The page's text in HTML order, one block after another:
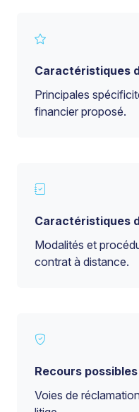
Caractéristiques
Principales
financier proposé.
Caractéristiques
Modalités et
contrat à distance.
Recours possibles
Voies de